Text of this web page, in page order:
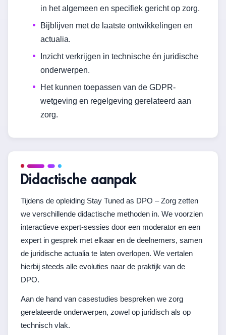
in het algemeen en specifiek gericht op zorg.
Bijblijven met de laatste ontwikkelingen en
actualia.
Inzicht verkrijgen in technische én juridische
onderwerpen.
Het kunnen toepassen van de GDPR-
wetgeving en regelgeving gerelateerd aan
zorg.
Didactische aanpak
Tijdens de opleiding Stay Tuned as DPO – Zorg zetten
we verschillende didactische methoden in. We voorzien
interactieve expert-sessies door een moderator en een
expert in gesprek met elkaar en de deelnemers, samen
de juridische actualia te laten overlopen. We vertalen
hierbij steeds alle evoluties naar de praktijk van de
DPO.
Aan de hand van casestudies bespreken we zorg
gerelateerde onderwerpen, zowel op juridisch als op
technisch vlak.